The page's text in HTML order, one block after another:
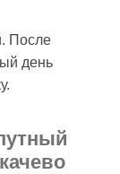
После
день